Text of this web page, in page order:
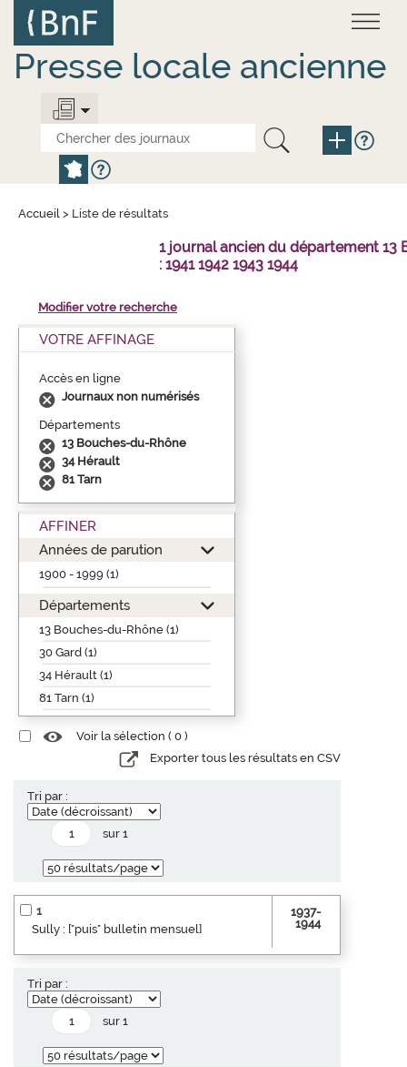
contenu
principal
Presse locale ancienne
Accueil > Liste de résultats
1 journal ancien du département
: 1941 1942 1943 1944
Modifier votre recherche
VOTRE AFFINAGE
Accès en ligne
Journaux non numérisés
Départements
13 Bouches-du-Rhône
34 Hérault
81 Tarn
AFFINER
Années de parution
1900 - 1999 (1)
Départements
13 Bouches-du-Rhône (1)
30 Gard (1)
34 Hérault (1)
81 Tarn (1)
Voir la sélection ( 0 )
Exporter tous les résultats en CSV
Tri par :
sur 1
1
Sully : ["puis" bulletin mensuel]
1937-
1944
Tri par :
sur 1
Panneau de gestion des cookies